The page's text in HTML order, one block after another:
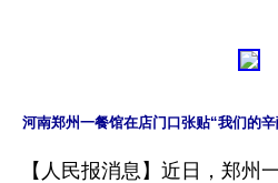
【人民报消息】近日，郑州